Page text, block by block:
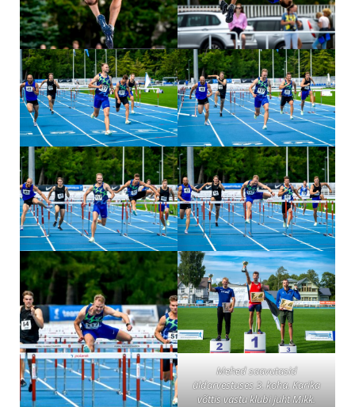
Mehed saavutasid
üldarvestuses 3. koha. Karika
võttis vastu klubi juht Mikk.